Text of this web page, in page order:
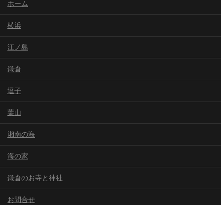
ホーム
横浜
江ノ島
鎌倉
逗子
葉山
湘南の海
海の家
鎌倉のお寺と神社
お問合せ